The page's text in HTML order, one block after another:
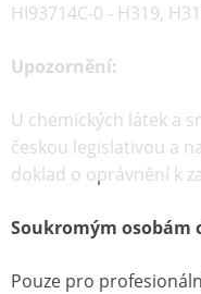
HI93714C-0 - H319,
Upozornění:
U chemických látek a
českou legislativou a
doklad o oprávnění k
Soukromým osobám
Pouze pro